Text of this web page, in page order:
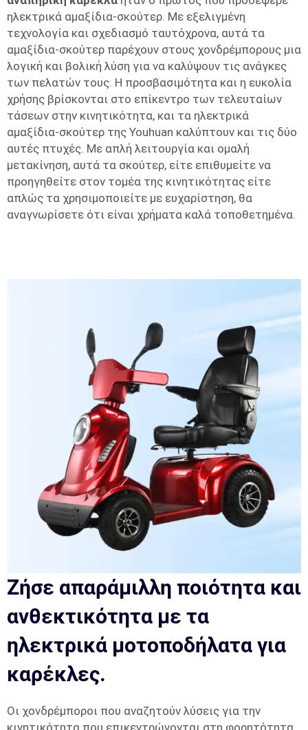
ηλεκτρικά αμαξίδια-σκούτερ. Με εξελιγμένη
τεχνολογία και σχεδιασμό ταυτόχρονα, αυτά τα
αμαξίδια-σκούτερ παρέχουν στους χονδρέμπορους μια
λογική και βολική λύση για να καλύψουν τις ανάγκες
των πελατών τους. Η προσβασιμότητα και η ευκολία
χρήσης βρίσκονται στο επίκεντρο των τελευταίων
τάσεων στην κινητικότητα, και τα ηλεκτρικά
αμαξίδια-σκούτερ της Youhuan καλύπτουν και τις δύο
αυτές πτυχές. Με απλή λειτουργία και ομαλή
μετακίνηση, αυτά τα σκούτερ, είτε επιθυμείτε να
προηγηθείτε στον τομέα της κινητικότητας είτε
απλώς τα χρησιμοποιείτε με ευχαρίστηση, θα
αναγνωρίσετε ότι είναι χρήματα καλά τοποθετημένα.
Ζήσε απαράμιλλη ποιότητα και
ανθεκτικότητα με τα
ηλεκτρικά μοτοποδήλατα για
καρέκλες.
Οι χονδρέμποροι που αναζητούν λύσεις για την
κινητικότητα που επικεντρώνονται στη φορητότητα